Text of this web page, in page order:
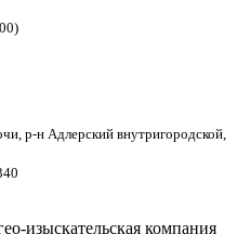
р-н Адлерский внутригородской,
изыскательская компания